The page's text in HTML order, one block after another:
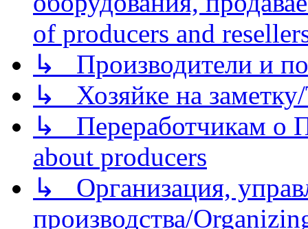
of producers and
↳ Производители и
↳ Хозяйке на
↳ Переработчикам о
about producers
↳ Организация,
производства/